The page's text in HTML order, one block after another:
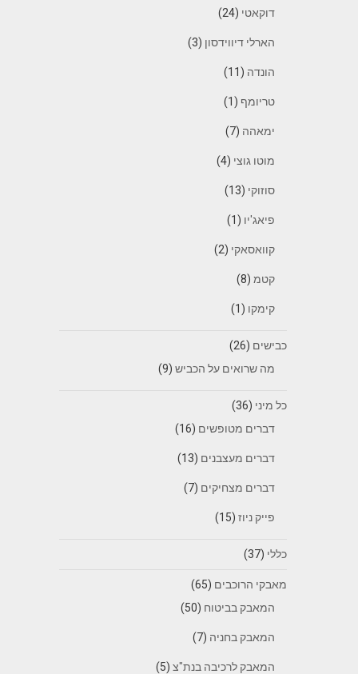
דוקאטי (24)
הארלי דיווידסון (3)
הונדה (11)
טריומף (1)
ימאהה (7)
מוטו גוצי (4)
סוזוקי (13)
פיאג'יו (1)
קוואסאקי (2)
קטמ(8)
קימקו (1)
כבישים (26)
מה שרואים על הכביש(9)
כל מיני (36)
דברים מטופשים (16)
דברים מעצבנים (13)
דברים מצחיקים (7)
פייק ניוז(15)
כללי (37)
מאבקי הרוכבים (65)
המאבק בביטוח (50)
המאבק בחניה (7)
המאבק לרכיבה בנת"צ(5)